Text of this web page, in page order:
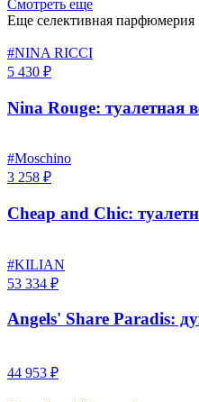
Смотреть еще
Еще селективная парфюмерия
#NINA RICCI
5 430 ₽
Nina Rouge: туалетная
#Moschino
3 258 ₽
Cheap and Chic:
#KILIAN
53 334 ₽
Angels' Share Paradis:
44 953 ₽